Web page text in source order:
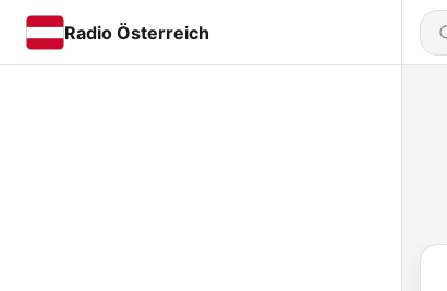
Radio Österreich